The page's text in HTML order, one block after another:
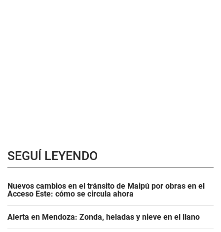
SEGUÍ LEYENDO
Nuevos cambios en el tránsito de Maipú por obras en el
Acceso Este: cómo se circula ahora
Alerta en Mendoza: Zonda, heladas y nieve en el llano